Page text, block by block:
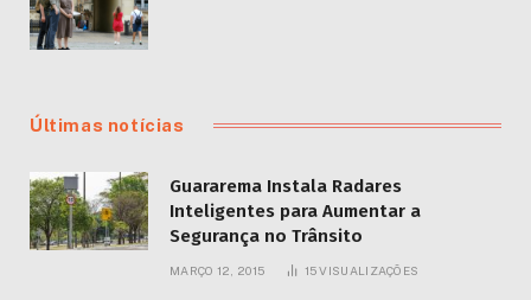
Últimas notícias
Guararema Instala Radares
Inteligentes para Aumentar a
Segurança no Trânsito
MARÇO 12, 2015 15VISUALIZAÇÕES